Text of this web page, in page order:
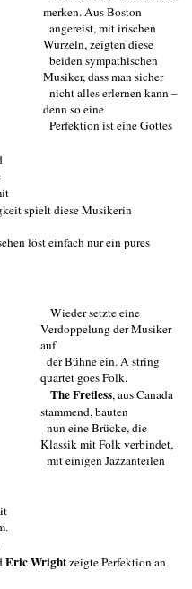
merken. Aus Boston
angereist, mit irischen
Wurzeln, zeigten diese
beiden sympathischen
Musiker, dass man sicher
nicht alles erlernen kann –
denn so eine
Perfektion ist eine Gottes
spielt diese Musikerin
löst einfach nur ein pures
Wieder setzte eine
Verdoppelung der Musiker
auf
der Bühne ein. A string
quartet goes Folk.
The Fretless, aus Canada
stammend, bauten
nun eine Brücke, die
Klassik mit Folk verbindet,
mit einigen Jazzanteilen
Eric Wrightzeigte Perfektion an